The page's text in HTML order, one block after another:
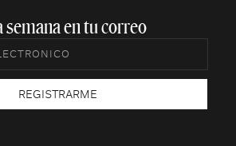
semana en tu correo​
REGISTRARME